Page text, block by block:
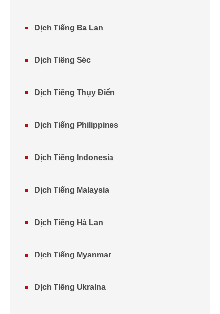
Dịch Tiếng Ba Lan
Dịch Tiếng Séc
Dịch Tiếng Thụy Điển
Dịch Tiếng Philippines
Dịch Tiếng Indonesia
Dịch Tiếng Malaysia
Dịch Tiếng Hà Lan
Dịch Tiếng Myanmar
Dịch Tiếng Ukraina